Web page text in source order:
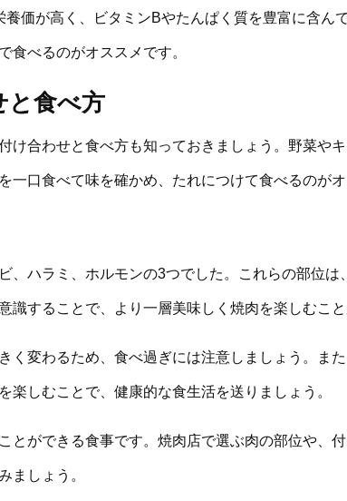
価が高く、ビタミンBやたんぱく質を豊富に含
食べるのがオススメです。
と食べ方
け合わせと食べ方も知っておきましょう。野菜や
一口食べて味を確かめ、たれにつけて食べるのがオ
、ハラミ、ホルモンの3つでした。これらの部位
識することで、より一層美味しく焼肉を楽しむこと
く変わるため、食べ過ぎには注意しましょう。ま
楽しむことで、健康的な食生活を送りましょう。
とができる食事です。焼肉店で選ぶ肉の部位や、
ましょう。